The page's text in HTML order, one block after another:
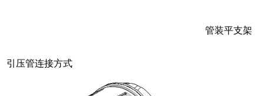
管装平支架
引压管连接方式